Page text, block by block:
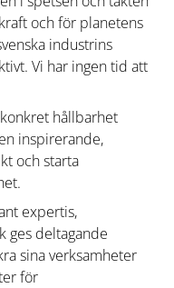
och för planetens
industrins
Vi har ingen tid att
hållbarhet
inspirerande,
och starta
expertis,
ges deltagande
sina verksamheter
för